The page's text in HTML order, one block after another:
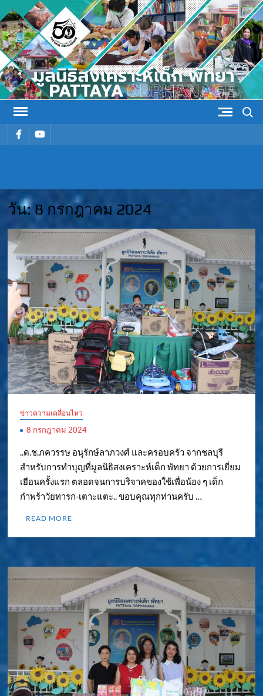
Skip
to
content
รายการรายการ
สงเคราะห์
เด็ก พัทยา
วัน: 8 กรกฎาคม 2024
ข่าวความเคลื่อนไหว
8 กรกฎาคม 2024
..ด.ช.ภควรรษ อนุรักษ์ลาภวงศ์ และครอบครัว จากชลบุรี
สำหรับการทำบุญที่มูลนิธิสงเคราะห์เด็ก พัทยา ด้วยการเยี่ยม
เยือนครั้งแรก ตลอดจนการบริจาคของใช้เพื่อน้อง ๆ เด็ก
กำพร้าวัยทารก-เตาะแตะ.. ขอบคุณทุกท่านครับ …
READ MORE